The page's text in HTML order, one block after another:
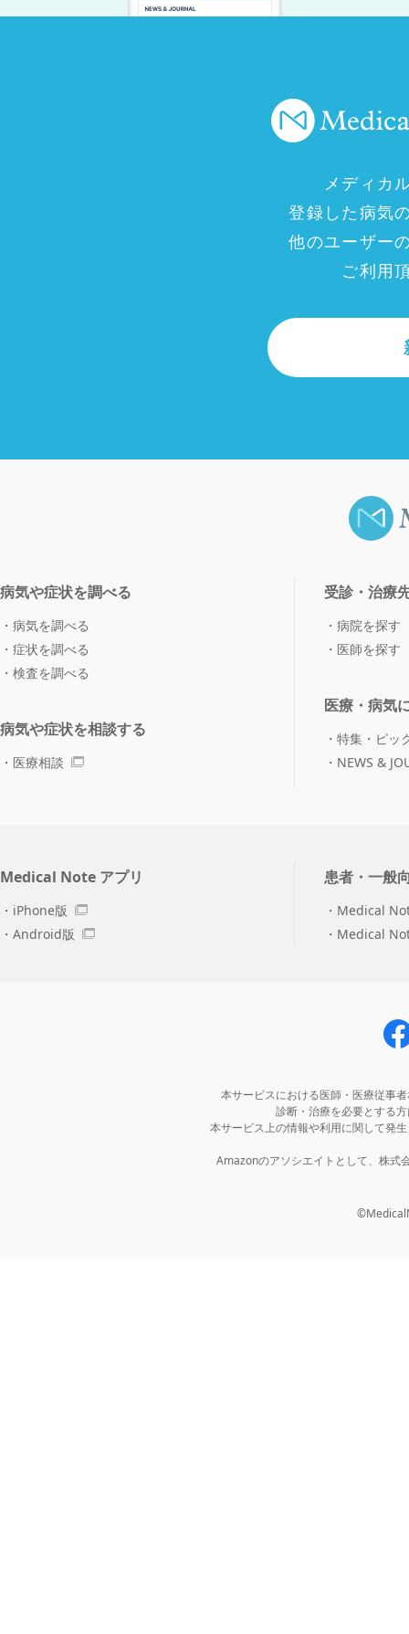
メディカ
登録した病気
他のユーザー
ご利用
病気や症状を調べる
病気を調べる
症状を調べる
検査を調べる
病気や症状を相談する
医療相談
受診・治療
病院を探す
医師を探す
医療・病気
特集・ピッ
NEWS &
Medical Note アプリ
iPhone版
Android版
患者・一般
Medical
Medical
本サービスにおける医師・医療従事
診断・治療を必要とする
本サービス上の情報や利用に関して発
Amazonのアソシエイトとして、株式